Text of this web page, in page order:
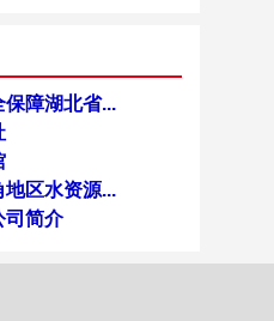
保障湖北省...
地区水资源...
司简介